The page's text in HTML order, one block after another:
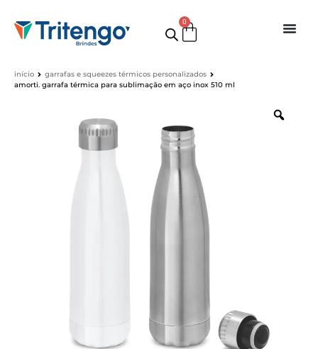
0
início
garrafas e squeezes térmicos personalizados
amorti. garrafa térmica para sublimação em aço inox 510 ml